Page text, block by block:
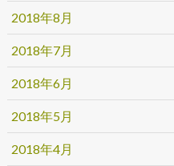
2018年8月
2018年7月
2018年6月
2018年5月
2018年4月